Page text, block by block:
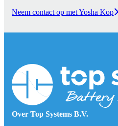
Neem contact op met Yosha Kop
Over Top Systems B.V.